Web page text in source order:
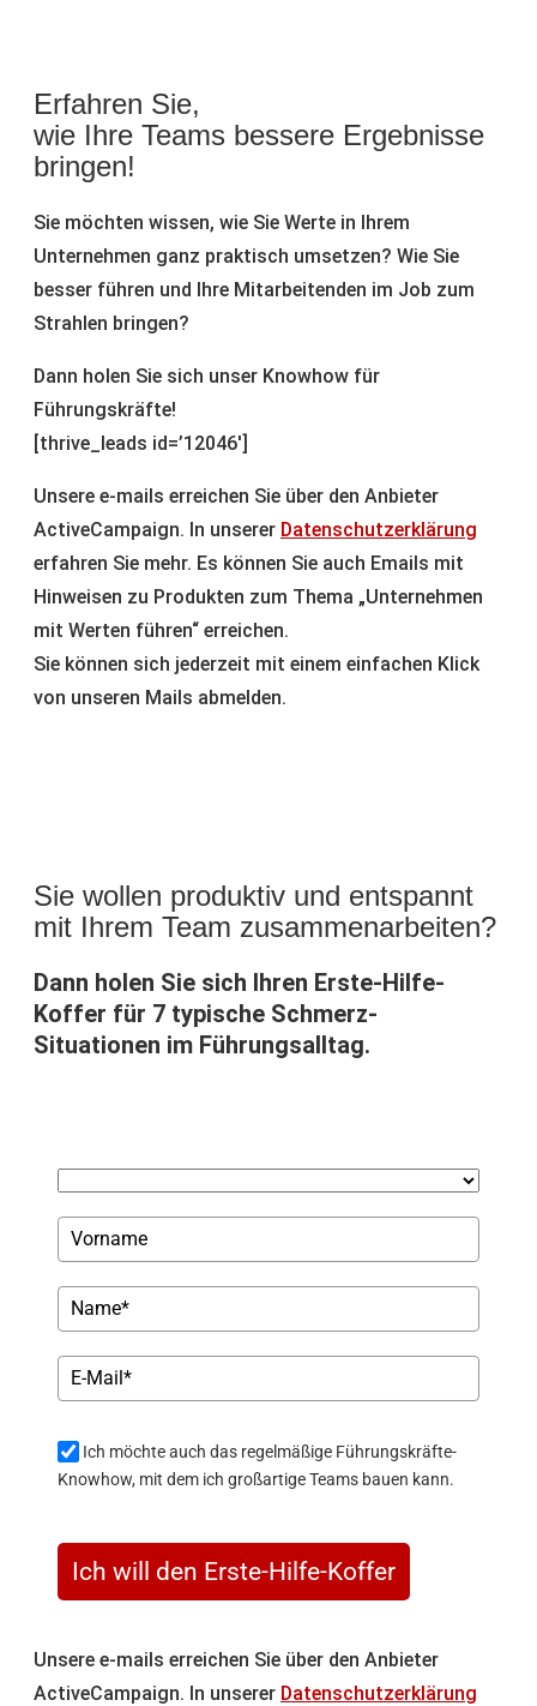
Erfahren Sie,
wie Ihre Teams bessere Ergebnisse
bringen!
Sie möchten wissen, wie Sie Werte in Ihrem
Unternehmen ganz praktisch umsetzen? Wie Sie
besser führen und Ihre Mitarbeitenden im Job zum
Strahlen bringen?
Dann holen Sie sich unser Knowhow für
Führungskräfte!
[thrive_leads id=’12046′]
Unsere e-mails erreichen Sie über den Anbieter
ActiveCampaign. In unserer Datenschutzerklärung
erfahren Sie mehr. Es können Sie auch Emails mit
Hinweisen zu Produkten zum Thema „Unternehmen
mit Werten führen“ erreichen.
Sie können sich jederzeit mit einem einfachen Klick
von unseren Mails abmelden.
Sie wollen produktiv und entspannt
mit Ihrem Team zusammenarbeiten?
Dann holen Sie sich Ihren Erste-Hilfe-
Koffer für 7 typische Schmerz-
Situationen im Führungsalltag.
Ich möchte auch das regelmäßige Führungskräfte-
Knowhow, mit dem ich großartige Teams bauen kann.
Ich will den Erste-Hilfe-Koffer
Unsere e-mails erreichen Sie über den Anbieter
ActiveCampaign. In unserer Datenschutzerklärung